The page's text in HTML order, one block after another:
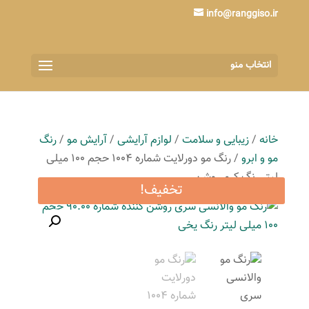
info@ranggiso.ir
انتخاب منو
خانه/زیبایی و سلامت/ لوازم آرایشی/آرایش مو/رنگ
مو و ابرو
/ رنگ مو دورلایت شماره 1004 حجم 100 میلی
لیتر رنگ کرم روشن
تخفیف!